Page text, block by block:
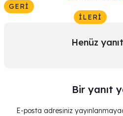
GERI
İLERI
Henüz
Bir yanıt
E-posta adresiniz